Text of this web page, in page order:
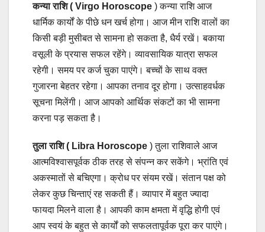
कन्या राशि ( Virgo Horoscope ) कन्या राशि आज
धार्मिक कार्यों के पीछे धन खर्च होगा। आज मीन राशि वालों का
किसी बड़ी मुसीबत से सामना हो सकता है, धैर्य रखें। बकाया
वसूली के प्रयास सफल रहेंगे। व्यावसायिक यात्रा सफल
रहेगी। समय पर कर्ज चुका पाएंगे। बच्चों के साथ वक्त
गुजारना बेहतर रहेगा। आपका तनाव दूर होगा। उत्साहवर्धक
सूचना मिलेंगी। आज आपको आर्थिक संकटों का भी सामना
करना पड़ सकता है।
तुला राशि ( Libra Horoscope ) तुला राशिवाले आज
आत्मविश्वासपूर्वक ठीक तरह से संपन्न कर सकेंगे। भ्रांति एवं
अकस्मातों से बचिएगा। क्रोध पर संयम रखें। संतान पक्ष को
लेकर कुछ चिन्ताएं रह सकती हैं। व्यापार में बहुत ज्यादा
फायदा मिलने वाला है। आपकी काम क्षमता में वृद्धि होगी एवं
आप स्वयं के बहुत से कार्यों को सफलतापूर्वक पूरा कर पाएंगे।